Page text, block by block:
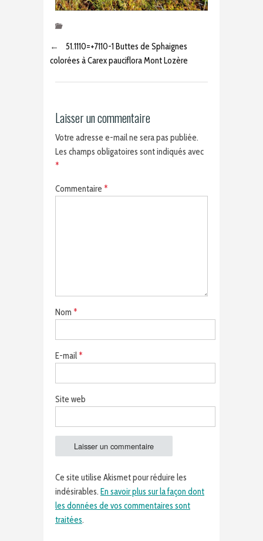
←
51.1110=+7110-1 Buttes de Sphaignes
colorées à Carex pauciflora Mont Lozère
Laisser un commentaire
Votre adresse e-mail ne sera pas publiée.
Les champs obligatoires sont indiqués avec
*
Commentaire *
Nom *
E-mail*
Site web
Ce site utilise Akismet pour réduire les
indésirables. En savoir plus sur la façon dont
les données de vos commentaires sont
traitées.